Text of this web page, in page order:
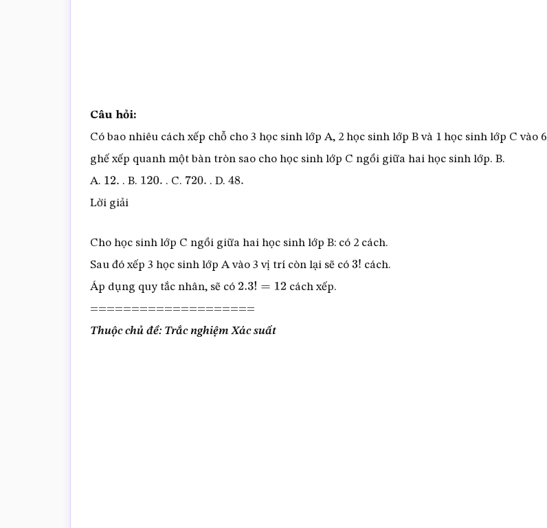
Câu hỏi:
Có bao nhiêu cách xếp chỗ cho 3 học sinh lớp A, 2 học sinh lớp B và 1 học sinh lớp C vào 6
ghế xếp quanh một bàn tròn sao cho học sinh lớp C ngồi giữa hai học sinh lớp. B.
A. 12. . B. 120. . C. 720. . D. 48.
Lời giải
Cho học sinh lớp C ngồi giữa hai học sinh lớp B: có 2 cách.
Sau đó xếp 3 học sinh lớp A vào 3 vị trí còn lại sẽ có 3! cách.
Áp dụng quy tắc nhân, sẽ có 2.3!=12
cách xếp.
====================
Thuộc chủ đề: Trắc nghiệm Xác suất